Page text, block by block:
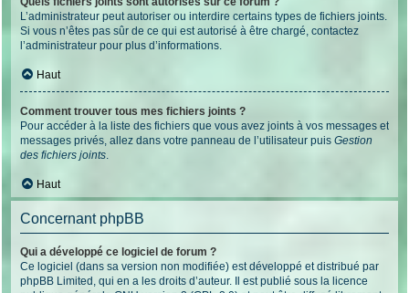
L’administrateur peut autoriser ou interdire certains types de fichiers joints.
Si vous n’êtes pas sûr de ce qui est autorisé à être chargé, contactez
l’administrateur pour plus d’informations.
Haut
Comment trouver tous mes fichiers joints ?
Pour accéder à la liste des fichiers que vous avez joints à vos messages et
messages privés, allez dans votre panneau de l’utilisateur puis Gestion
des fichiers joints.
Haut
Concernant phpBB
Qui a développé ce logiciel de forum ?
Ce logiciel (dans sa version non modifiée) est développé et distribué par
phpBB Limited , qui en a les droits d’auteur. Il est publié sous la licence